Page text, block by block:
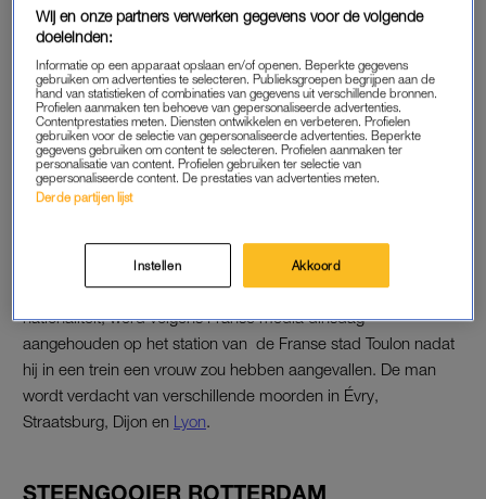
Een politiewoordvoerder zegt woensdagochtend dat de
Rotterdamse politie weet dat er in de Franse stad een man is
aangehouden. Of het de steengooier in Rotterdam betreft, is
nog niet zeker.
AANGEHOUDEN IN TOULON
“Er wordt gekeken of dat ook onze man is.” De woordvoerder
De verdachte, een 32-jarige man met de Kameroense
nationaliteit, werd volgens Franse media dinsdag
aangehouden op het station van de Franse stad Toulon nadat
hij in een trein een vrouw zou hebben aangevallen. De man
wordt verdacht van verschillende moorden in Évry,
Straatsburg, Dijon en Lyon.
STEENGOOIER ROTTERDAM
Wij en onze partners verwerken gegevens voor de volgende
doeleinden:
Informatie op een apparaat opslaan en/of openen. Beperkte gegevens
gebruiken om advertenties te selecteren. Publieksgroepen begrijpen aan de
hand van statistieken of combinaties van gegevens uit verschillende bronnen.
Profielen aanmaken ten behoeve van gepersonaliseerde advertenties.
Contentprestaties meten. Diensten ontwikkelen en verbeteren. Profielen
gebruiken voor de selectie van gepersonaliseerde advertenties. Beperkte
gegevens gebruiken om content te selecteren. Profielen aanmaken ter
personalisatie van content. Profielen gebruiken ter selectie van
gepersonaliseerde content. De prestaties van advertenties meten.
Derde partijen lijst
Instellen Akkoord